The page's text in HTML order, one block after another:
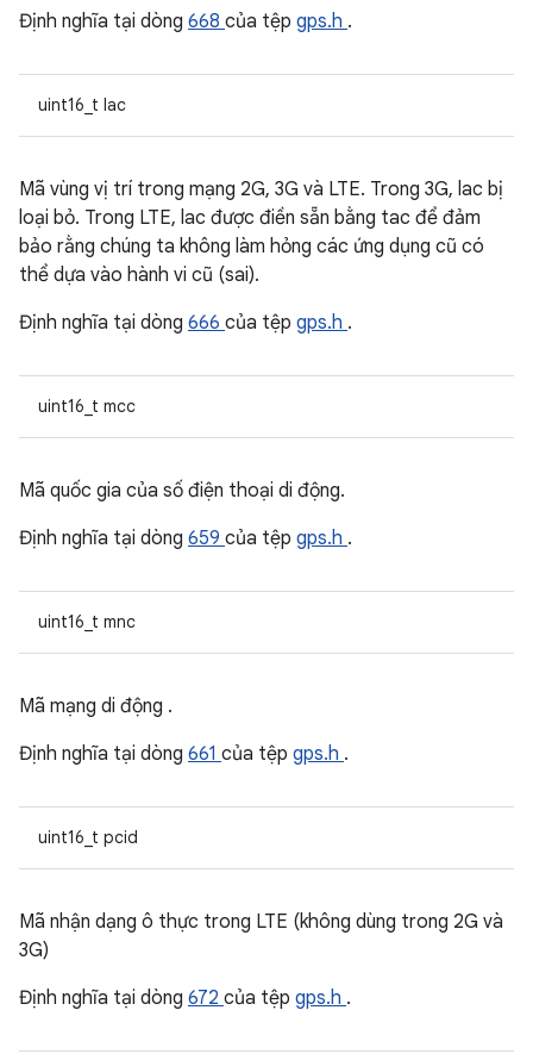
Định nghĩa tại dòng 668 của tệp gps.h .
uint16_t lac
Mã vùng vị trí trong mạng 2G, 3G và LTE. Trong 3G, lac bị
loại bỏ. Trong LTE, lac được điền sẵn bằng tac để đảm
bảo rằng chúng ta không làm hỏng các ứng dụng cũ có
thể dựa vào hành vi cũ (sai).
Định nghĩa tại dòng 666 của tệp gps.h .
uint16_t mcc
Mã quốc gia của số điện thoại di động.
Định nghĩa tại dòng 659 của tệp gps.h .
uint16_t mnc
Mã mạng di động .
Định nghĩa tại dòng 661 của tệp gps.h .
uint16_t pcid
Mã nhận dạng ô thực trong LTE (không dùng trong 2G và
3G)
Định nghĩa tại dòng 672 của tệp gps.h .